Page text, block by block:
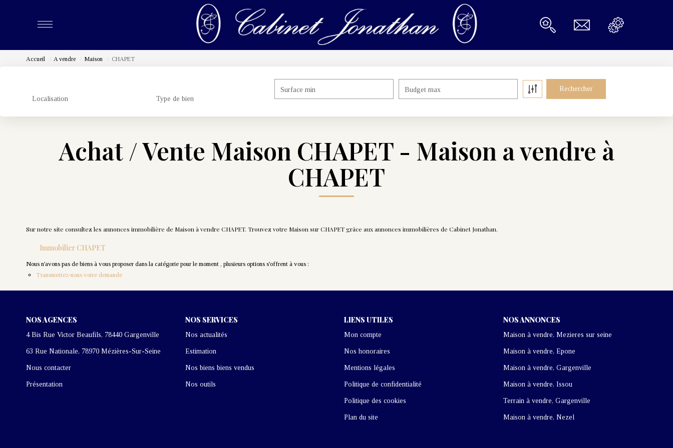
Accueil A vendre Maison CHAPET
Localisation Type de bien
Surface min Budget max
Achat / Vente Maison CHAPET - Maison a vendre à
CHAPET
Sur notre site consultez les annonces immobilière de Maison à vendre CHAPET. Trouvez votre Maison sur CHAPET grâce aux annonces immobilières de Cabinet Jonathan.
Immobilier CHAPET
Nous n'avons pas de biens à vous proposer dans la catégorie pour le moment , plusieurs options s'offrent à vous :
Transmettez-nous votre demande
NOS AGENCES
4 Bis Rue Victor Beaufils, 78440 Gargenville
63 Rue Nationale, 78970 Mézières-Sur-Seine
Nous contacter
Présentation
NOS SERVICES
Nos actualités
Estimation
Nos biens biens vendus
Nos outils
LIENS UTILES
Mon compte
Nos honoraires
Mentions légales
Politique de confidentialité
Politique des cookies
Plan du site
NOS ANNONCES
Maison à vendre, Mezieres sur seine
Maison à vendre, Epone
Maison à vendre, Gargenville
Maison à vendre, Issou
Terrain à vendre, Gargenville
Maison à vendre, Nezel